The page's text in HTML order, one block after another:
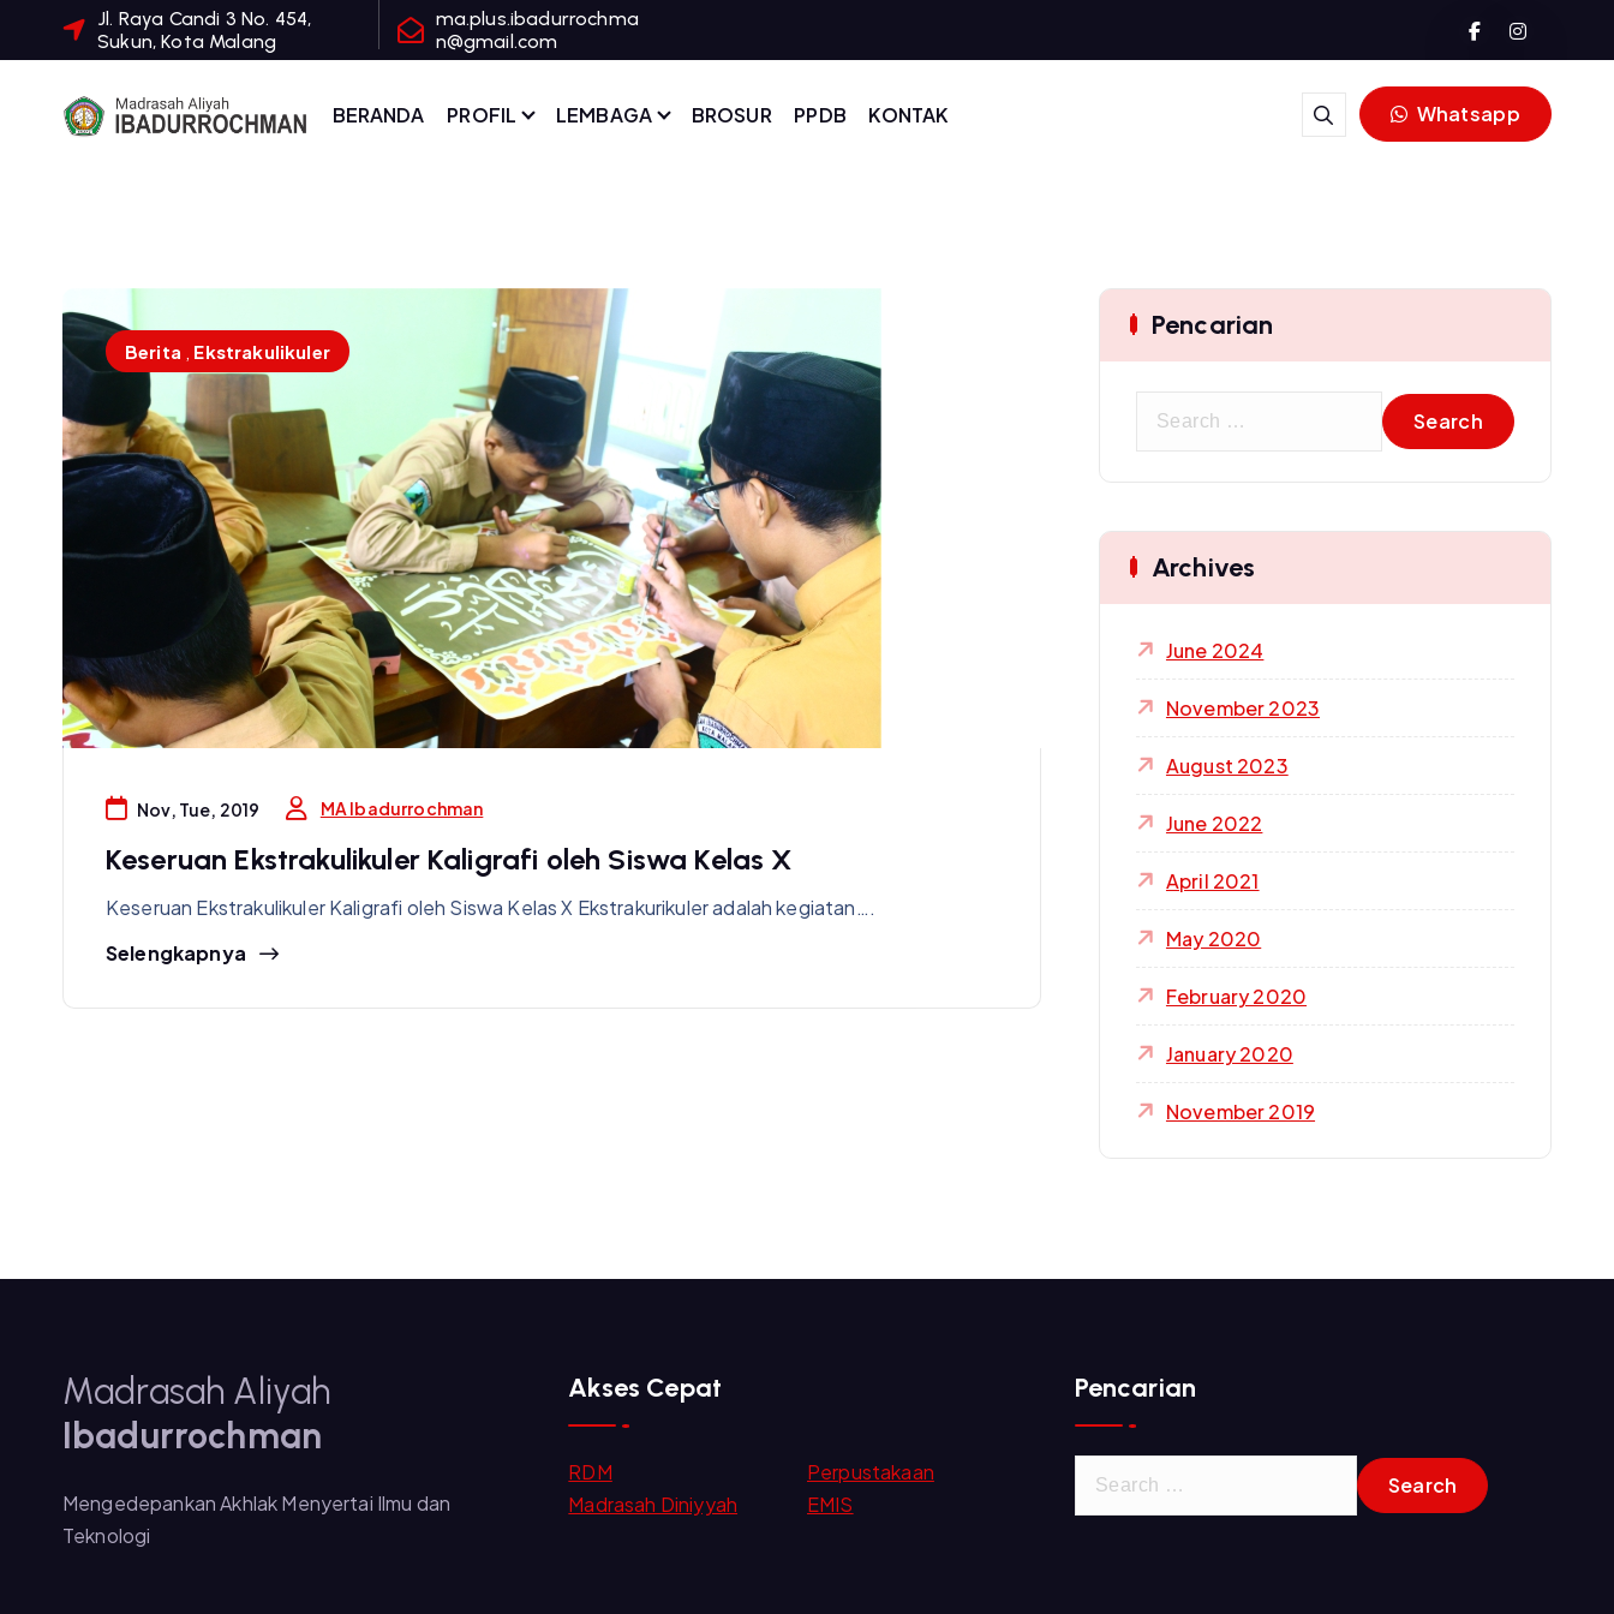
Jl. Raya Candi 3 No. 454,
Sukun, Kota Malang
ma.plus.ibadurrochma
n@gmail.com
BERANDA PROFIL LEMBAGA BROSUR PPDB KONTAK Whatsapp
Berita Ekstrakulikuler
Nov, Tue, 2019 MA Ibadurrochman
Keseruan Ekstrakulikuler Kaligrafi oleh Siswa Kelas X
Keseruan Ekstrakulikuler Kaligrafi oleh Siswa Kelas X Ekstrakurikuler adalah kegiatan….
Selengkapnya
Pencarian
Archives
June 2024
November 2023
August 2023
June 2022
April 2021
May 2020
February 2020
January 2020
November 2019
Madrasah Aliyah
Ibadurrochman
Mengedepankan Akhlak Menyertai Ilmu dan
Teknologi
Akses Cepat
RDM
Perpustakaan
Madrasah Diniyyah
EMIS
Pencarian